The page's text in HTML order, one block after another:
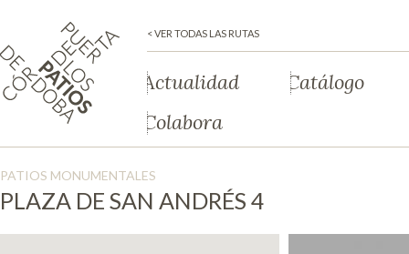
< VER TODAS LAS RUTAS
Actualidad
Catálogo
Colabora
PATIOS MONUMENTALES
PLAZA DE SAN ANDRÉS 4